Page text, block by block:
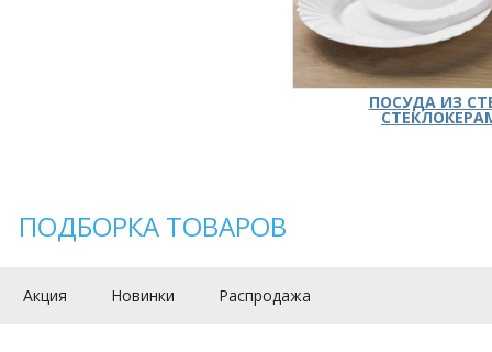
ПОСУДА ИЗ
ПОДБОРКА ТОВАРОВ
Акция Новинки Распродажа